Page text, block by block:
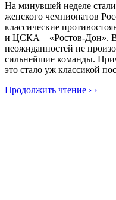
На минувшей неделе
женского чемпионатов
классические
и ЦСКА – «Ростов-Дон».
неожиданностей не
сильнейшие команды.
это стало уж классикой
Продолжить чтение › ›